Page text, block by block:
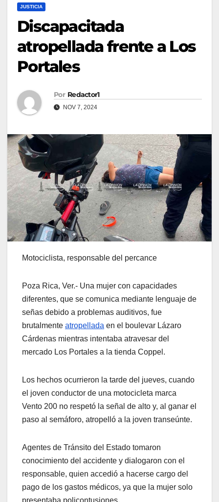
JUSTICIA
Discapacitada
atropellada frente a Los
Portales
Por Redactor1
NOV 7, 2024
Motociclista, responsable del percance
Poza Rica, Ver.- Una mujer con capacidades
diferentes, que se comunica mediante lenguaje de
señas debido a problemas auditivos, fue
brutalmente atropellada en el boulevar Lázaro
Cárdenas mientras intentaba atravesar del
mercado Los Portales a la tienda Coppel.
Los hechos ocurrieron la tarde del jueves, cuando
el joven conductor de una motocicleta marca
Vento 200 no respetó la señal de alto y, al ganar el
paso al semáforo, atropelló a la joven transeúnte.
Agentes de Tránsito del Estado tomaron
conocimiento del accidente y dialogaron con el
responsable, quien accedió a hacerse cargo del
pago de los gastos médicos, ya que la mujer solo